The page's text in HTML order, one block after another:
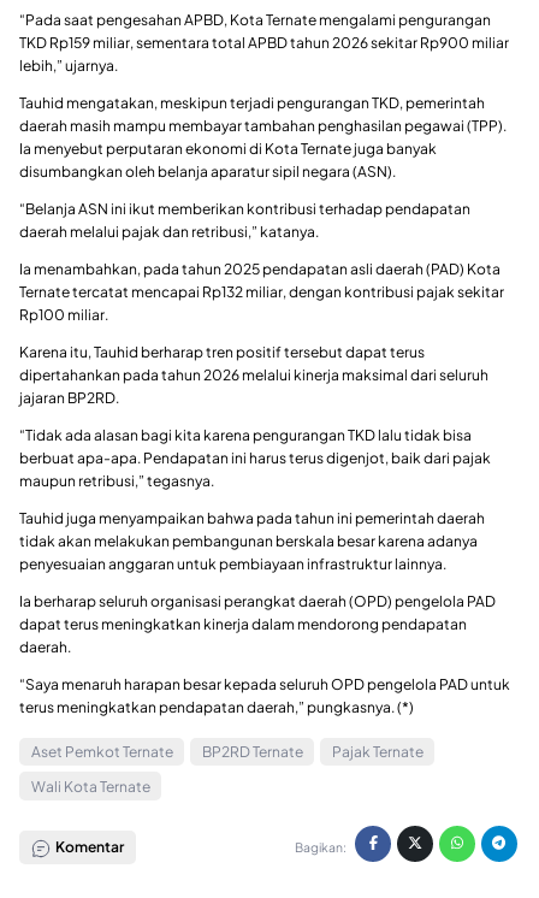
“Pada saat pengesahan APBD, Kota Ternate mengalami pengurangan
TKD Rp159 miliar, sementara total APBD tahun 2026 sekitar Rp900 miliar
lebih,” ujarnya.
Tauhid mengatakan, meskipun terjadi pengurangan TKD, pemerintah
daerah masih mampu membayar tambahan penghasilan pegawai (TPP).
Ia menyebut perputaran ekonomi di Kota Ternate juga banyak
disumbangkan oleh belanja aparatur sipil negara (ASN).
“Belanja ASN ini ikut memberikan kontribusi terhadap pendapatan
daerah melalui pajak dan retribusi,” katanya.
Ia menambahkan, pada tahun 2025 pendapatan asli daerah (PAD) Kota
Ternate tercatat mencapai Rp132 miliar, dengan kontribusi pajak sekitar
Rp100 miliar.
Karena itu, Tauhid berharap tren positif tersebut dapat terus
dipertahankan pada tahun 2026 melalui kinerja maksimal dari seluruh
jajaran BP2RD.
“Tidak ada alasan bagi kita karena pengurangan TKD lalu tidak bisa
berbuat apa-apa. Pendapatan ini harus terus digenjot, baik dari pajak
maupun retribusi,” tegasnya.
Tauhid juga menyampaikan bahwa pada tahun ini pemerintah daerah
tidak akan melakukan pembangunan berskala besar karena adanya
penyesuaian anggaran untuk pembiayaan infrastruktur lainnya.
Ia berharap seluruh organisasi perangkat daerah (OPD) pengelola PAD
dapat terus meningkatkan kinerja dalam mendorong pendapatan
daerah.
“Saya menaruh harapan besar kepada seluruh OPD pengelola PAD untuk
terus meningkatkan pendapatan daerah,” pungkasnya. (*)
Aset Pemkot Ternate BP2RD Ternate
Pajak Ternate
Wali Kota Ternate
Komentar Bagikan: